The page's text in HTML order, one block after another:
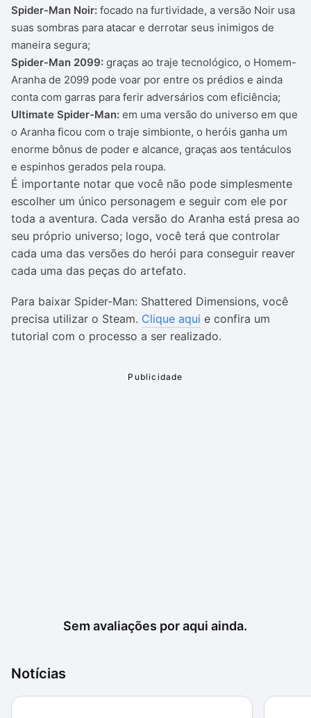
Spider-Man Noir: focado na furtividade, a versão Noir usa
suas sombras para atacar e derrotar seus inimigos de
maneira segura;
Spider-Man 2099: graças ao traje tecnológico, o Homem-
Aranha de 2099 pode voar por entre os prédios e ainda
conta com garras para ferir adversários com eficiência;
Ultimate Spider-Man: em uma versão do universo em que
o Aranha ficou com o traje simbionte, o heróis ganha um
enorme bônus de poder e alcance, graças aos tentáculos
e espinhos gerados pela roupa.
É importante notar que você não pode simplesmente
escolher um único personagem e seguir com ele por
toda a aventura. Cada versão do Aranha está presa ao
seu próprio universo; logo, você terá que controlar
cada uma das versões do herói para conseguir reaver
cada uma das peças do artefato.
Para baixar Spider-Man: Shattered Dimensions, você
precisa utilizar o Steam. Clique aqui e confira um
tutorial com o processo a ser realizado.
Sem avaliações por aqui ainda.
Notícias